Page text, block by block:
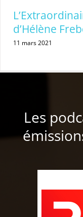
d’Hélène
11 mars 2021
Les